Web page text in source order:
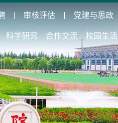
审核评估 党建与思政
科学研究 合作交流 校园生活